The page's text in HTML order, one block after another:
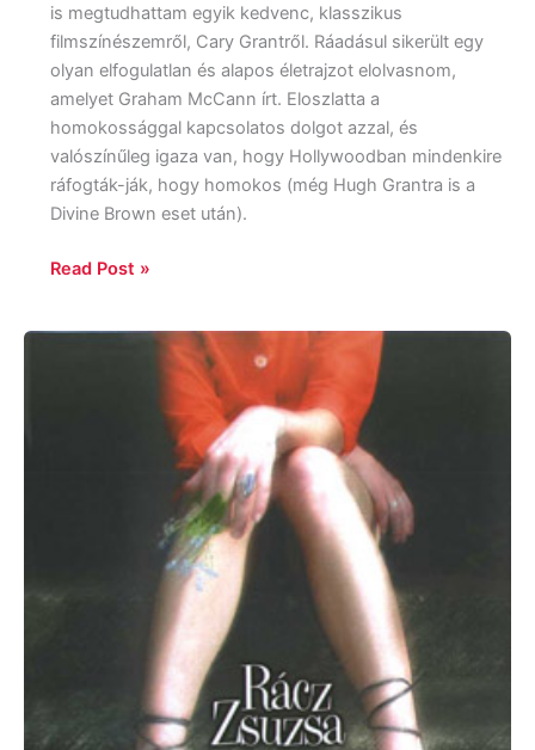
is megtudhattam egyik kedvenc, klasszikus
filmszínészemről, Cary Grantről. Ráadásul sikerült egy
olyan elfogulatlan és alapos életrajzot elolvasnom,
amelyet Graham McCann írt. Eloszlatta a
homokossággal kapcsolatos dolgot azzal, és
valószínűleg igaza van, hogy Hollywoodban mindenkire
ráfogták-ják, hogy homokos (még Hugh Grantra is a
Divine Brown eset után).
Read Post »